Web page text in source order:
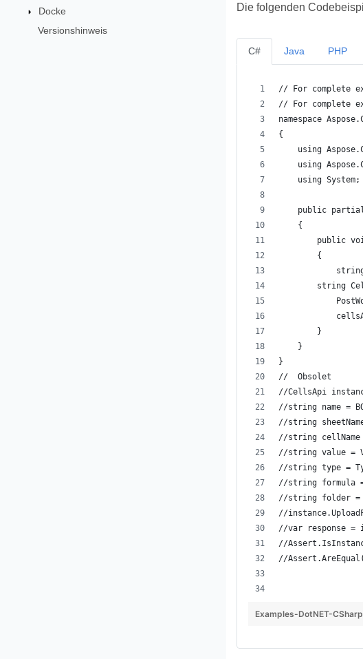
Docke
Versionshinweis
Die folgenden
C#
// For complete
// For complete
namespace
{
using
using
    using System;
public
    {
public
        {
string
        }
    }
}
//  Obsolet
//CellsApi
//string name =
//string sheetName
//string cellName
//string value =
//string type =
//string formula
//string folder =
//
//var response =
//
//
Examples-DotNET-
Java PHP